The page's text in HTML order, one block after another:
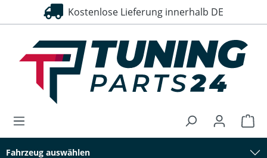
springen Kostenlose Lieferung innerhalb DE
30 Tage Rückgaberecht
Fahrzeug auswählen